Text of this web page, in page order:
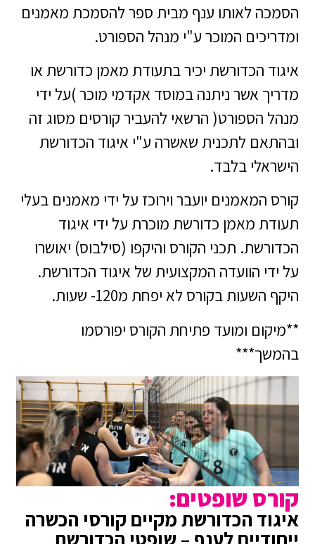
הסמכה לאותו ענף מבית ספר להסמכת מאמנים
ומדריכים המוכר ע"י מנהל הספורט.
איגוד הכדורשת יכיר בתעודת מאמן כדורשת או
מדריך אשר ניתנה במוסד אקדמי מוכר )על ידי
מנהל הספורט( הרשאי להעביר קורסים מסוג זה
ובהתאם לתכנית שאשרה ע"י איגוד הכדורשת
הישראלי בלבד.
קורס המאמנים יועבר וירוכז על ידי מאמנים בעלי
תעודת מאמן כדורשת מוכרת על ידי איגוד
הכדורשת. תכני הקורס והיקפו (סילבוס) יאושרו
על ידי הוועדה המקצועית של איגוד הכדורשת.
היקף השעות בקורס לא יפחת מ120- שעות.
**מיקום ומועד פתיחת הקורס יפורסמו
בהמשך***
קורס שופטים:
איגוד הכדורשת מקיים קורסי הכשרה